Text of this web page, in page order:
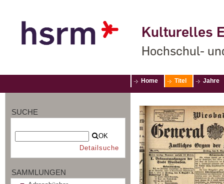
Kulturelles
Hochschul-
Home Titel Jahre
SUCHE
OK
Detailsuche
SAMMLUNGEN